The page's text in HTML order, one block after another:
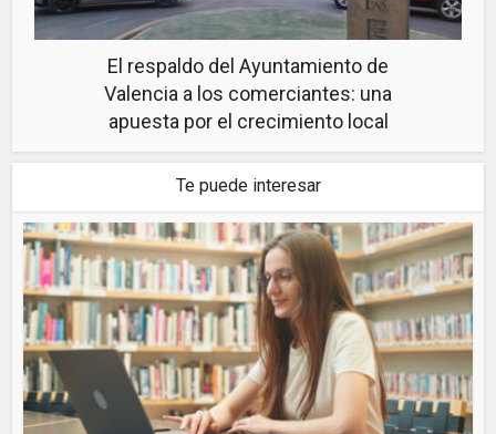
El respaldo del Ayuntamiento de
Valencia a los comerciantes: una
apuesta por el crecimiento local
Te puede interesar